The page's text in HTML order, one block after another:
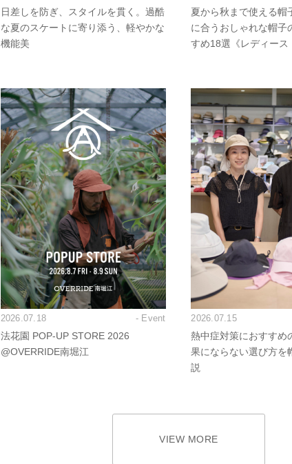
日差しを防ぎ、スタイルを貫く。過酷
な夏のスケートに寄り添う、軽やかな
機能美
夏から秋まで使える帽
に合うおしゃれな帽子
すめ18選《レディース
2026.07.18 - Event
法花園 POP-UP STORE 2026
@OVERRIDE南堀江
2026.07.15
熱中症対策におすすめ
果にならない選び方を
説
VIEW MORE